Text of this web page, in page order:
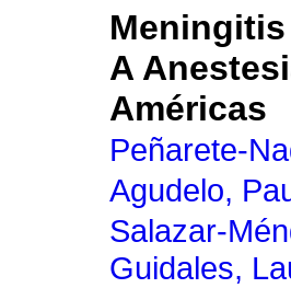
A
Américas
Peñarete-
Agudelo,
Salazar-
Guidales,